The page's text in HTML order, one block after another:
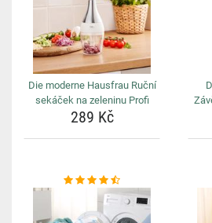
Die moderne Hausfrau Ruční
sekáček na zeleninu Profi
289 Kč